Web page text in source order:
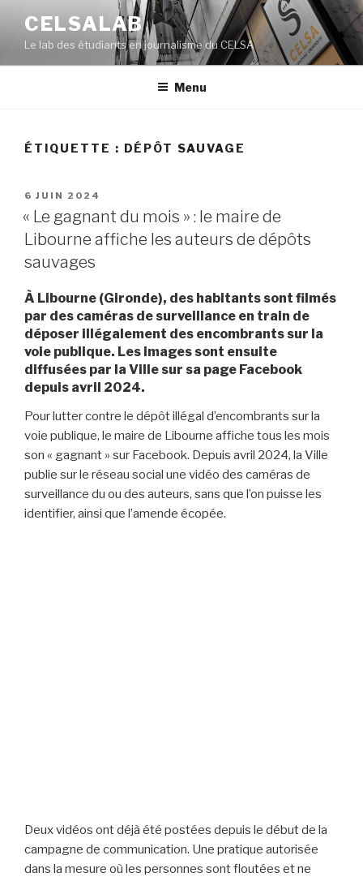
contenu
principal
CELSALAB
Le lab des étudiants en journalisme du CELSA
Menu
ÉTIQUETTE : DÉPÔT SAUVAGE
PUBLIÉ
LE
6 JUIN 2024
« Le gagnant du mois » : le maire de
Libourne affiche les auteurs de dépôts
sauvages
À Libourne (Gironde), des habitants sont filmés
par des caméras de surveillance en train de
déposer illégalement des encombrants sur la
voie publique. Les images sont ensuite
diffusées par la Ville sur sa page Facebook
depuis avril 2024.
Pour lutter contre le dépôt illégal d’encombrants sur la
voie publique, le maire de Libourne affiche tous les mois
son « gagnant » sur Facebook. Depuis avril 2024, la Ville
publie sur le réseau social une vidéo des caméras de
surveillance du ou des auteurs, sans que l’on puisse les
identifier, ainsi que l’amende écopée.
Deux vidéos ont déjà été postées depuis le début de la
campagne de communication. Une pratique autorisée
dans la mesure où les personnes sont floutées et ne